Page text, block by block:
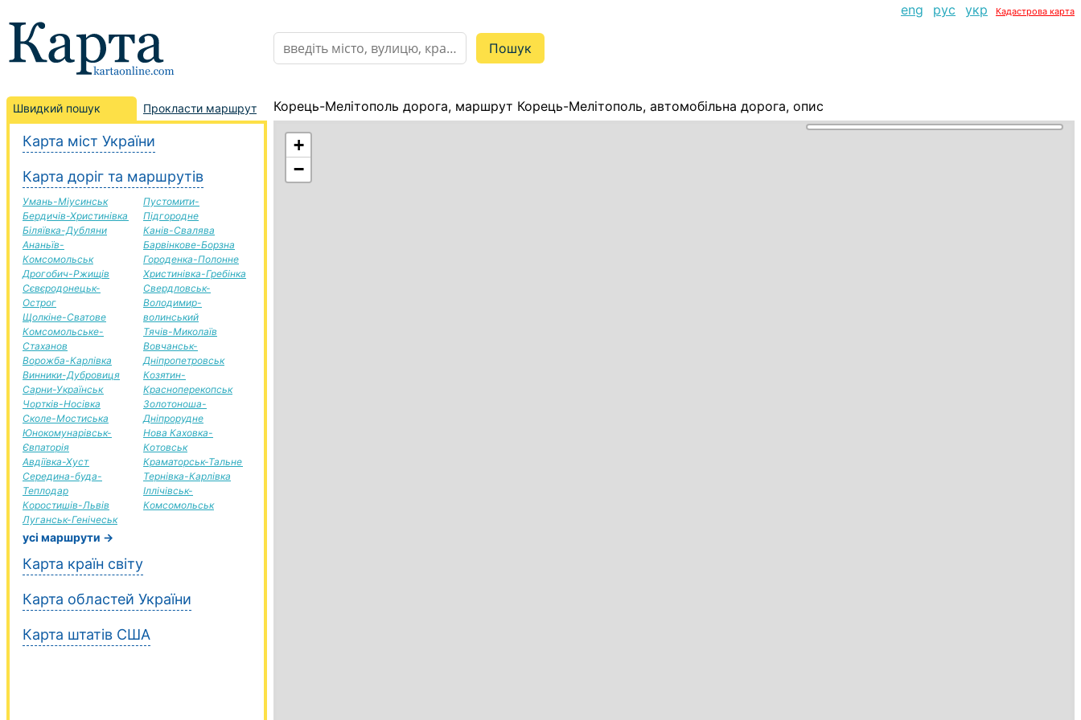
eng рус укр Кадастрова карта
Швидкий пошук Прокласти маршрут
Карта міст України
Карта доріг та маршрутів
Умань-Міусинськ
Бердичів-Христинівка
Біляївка-Дубляни
Ананьїв-
Комсомольськ
Дрогобич-Ржищів
Сєвєродонецьк-
Острог
Щолкіне-Сватове
Комсомольське-
Стаханов
Ворожба-Карлівка
Винники-Дубровиця
Сарни-Українськ
Чортків-Носівка
Сколе-Мостиська
Юнокомунарівськ-
Євпаторія
Авдіївка-Хуст
Середина-буда-
Теплодар
Коростишів-Львів
Луганськ-Генічеськ
Пустомити-
Підгородне
Канів-Свалява
Барвінкове-Борзна
Городенка-Полонне
Христинівка-Гребінка
Свердловськ-
Володимир-
волинський
Тячів-Миколаїв
Вовчанськ-
Дніпропетровськ
Козятин-
Красноперекопськ
Золотоноша-
Дніпрорудне
Нова Каховка-
Котовськ
Краматорськ-Тальне
Тернівка-Карлівка
Іллічівськ-
Комсомольськ
усі маршрути →
Карта країн світу
Карта областей України
Карта штатів США
Корець-Мелітополь дорога, маршрут Корець-Мелітополь, автомобільна дорога, опис
+
−